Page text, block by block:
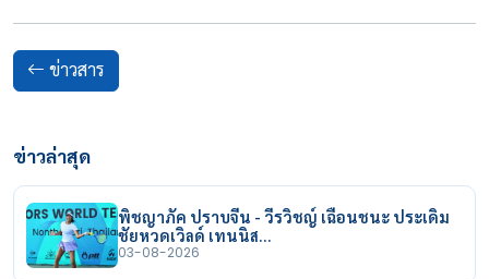
ข่าวสาร
ข่าวล่าสุด
พิชญาภัค ปราบจีน - วีรวิชญ์ เฉือนชนะ ประเดิม
ชัยหวดเวิลด์ เทนนิส…
03-08-2026